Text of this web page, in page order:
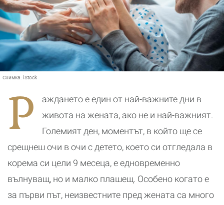
Снимка: iStock
Р
аждането е един от най-важните дни в
живота на жената, ако не и най-важният.
Големият ден, моментът, в който ще се
срещнеш очи в очи с детето, което си отгледала в
корема си цели 9 месеца, е едновременно
вълнуващ, но и малко плашещ. Особено когато е
за първи път, неизвестните пред жената са много